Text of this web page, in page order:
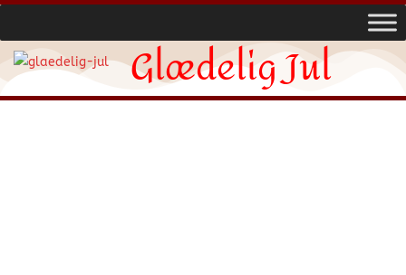
Glædelig Jul